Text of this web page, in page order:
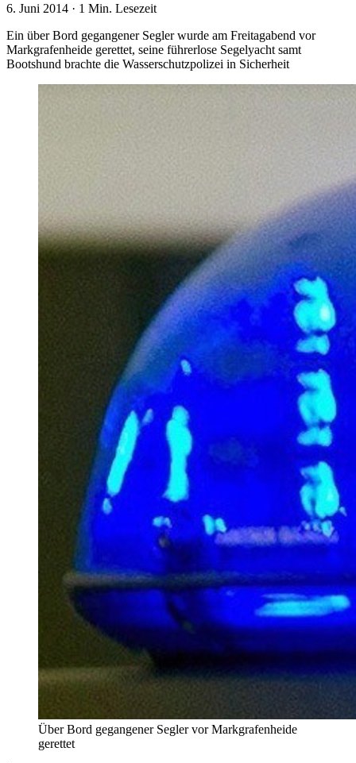
6. Juni 2014 · 1 Min. Lesezeit
Ein über Bord gegangener Segler wurde am Freitagabend vor
Markgrafenheide gerettet, seine führerlose Segelyacht samt
Bootshund brachte die Wasserschutzpolizei in Sicherheit
Über Bord gegangener Segler vor Markgrafenheide
gerettet